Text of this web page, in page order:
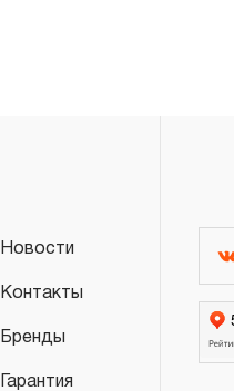
Новости
Контакты
Бренды
Гарантия